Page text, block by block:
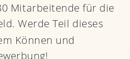
Mitarbeitende für die
Werde Teil dieses
Können und